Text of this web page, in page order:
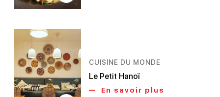
CUISINE DU MONDE
Le Petit Hanoï
En savoir plus